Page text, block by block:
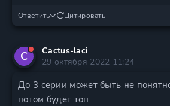
Ответить Цитировать
C
Cactus-laci
29 октября 2022 11:24
До 3 серии может быть не
потом будет топ